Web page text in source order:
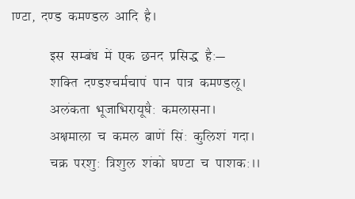
k.Vk] n.M de.My vkfn gSA
bl lEca/k esa ,d Nun izfl) gS%&
‘kfDr n.M’peZpkia iku ik= de.MywA
vyadrk HkwtkfHkjk;w?kS% deyklukA
v{kekyk p dey ck.ksa fla% dqfy’ka xnkA
pØ ij’kq% f=’kqy ‘kadks ?k.Vk p ik’kd%AA